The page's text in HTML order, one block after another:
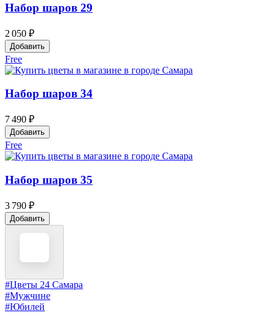
Набор шаров 29
2 050 ₽
Добавить
Free
Набор шаров 34
7 490 ₽
Добавить
Free
Набор шаров 35
3 790 ₽
Добавить
#Цветы 24 Самара
#Мужчине
#Юбилей